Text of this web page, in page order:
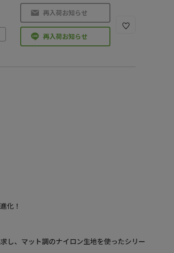
再入荷お知らせ
再入荷お知らせ
化！
し、マット調のナイロン生地を使ったシリー